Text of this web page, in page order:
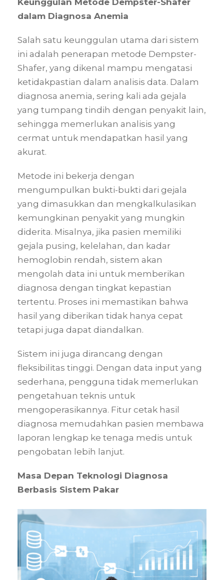
dalam Diagnosa Anemia
Salah satu keunggulan utama dari sistem
ini adalah penerapan metode Dempster-
Shafer, yang dikenal mampu mengatasi
ketidakpastian dalam analisis data. Dalam
diagnosa anemia, sering kali ada gejala
yang tumpang tindih dengan penyakit lain,
sehingga memerlukan analisis yang
cermat untuk mendapatkan hasil yang
akurat.
Metode ini bekerja dengan
mengumpulkan bukti-bukti dari gejala
yang dimasukkan dan mengkalkulasikan
kemungkinan penyakit yang mungkin
diderita. Misalnya, jika pasien memiliki
gejala pusing, kelelahan, dan kadar
hemoglobin rendah, sistem akan
mengolah data ini untuk memberikan
diagnosa dengan tingkat kepastian
tertentu. Proses ini memastikan bahwa
hasil yang diberikan tidak hanya cepat
tetapi juga dapat diandalkan.
Sistem ini juga dirancang dengan
fleksibilitas tinggi. Dengan data input yang
sederhana, pengguna tidak memerlukan
pengetahuan teknis untuk
mengoperasikannya. Fitur cetak hasil
diagnosa memudahkan pasien membawa
laporan lengkap ke tenaga medis untuk
pengobatan lebih lanjut.
Masa Depan Teknologi Diagnosa
Berbasis Sistem Pakar